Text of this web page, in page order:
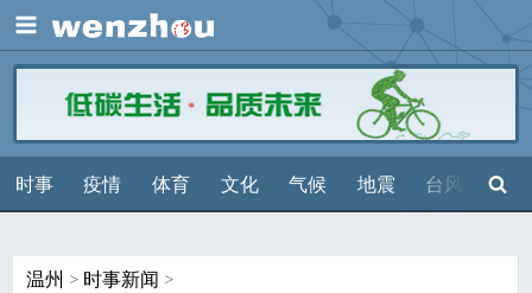
展开
时事 疫情 体育 文化 气候 地震 台风 天气
搜索
温州 > 时事新闻 >